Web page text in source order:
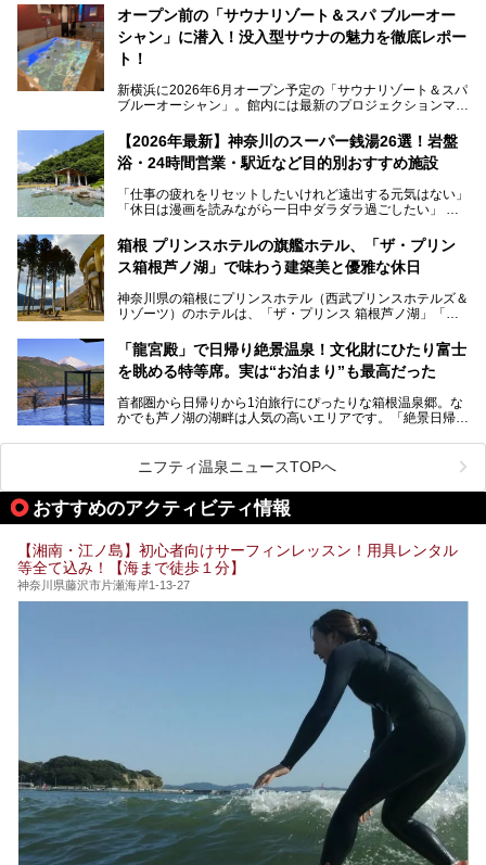
す。サウナや水風呂の気持ちよさはもちろん、リラックスス
ペースの過ごしやすさまで徹底チェック。新横浜エリアで日
常の疲れをリセットしたい人、ライブやスポーツ観戦遠征組
は必見です。
オープン前の「サウナリゾート＆スパ ブルーオー
シャン」に潜入！没入型サウナの魅力を徹底レポー
ト！
新横浜に2026年6月オープン予定の「サウナリゾート＆スパ
ブルーオーシャン」。館内には最新のプロジェクションマッ
的な“没入感（イマーシブ）”を体験できます。
今回は、そんな大注目の施設に一足先にお邪魔し、その全貌
を見学させていただきました！
サウナ室の中に咲き誇る桜、魚たちが泳ぐ水風呂、そしてバ
リのビーチを思わせる休憩スペース…。驚きの連続だった館
内の様子をレポートします！
【2026年最新】神奈川のスーパー銭湯26選！岩盤
浴・24時間営業・駅近など目的別おすすめ施設
「仕事の疲れをリセットしたいけれど遠出する元気はない」
「休日は漫画を読みながら一日中ダラダラ過ごしたい」
たい」
そんな「癒やされたい」という願いを叶えてくれるのが、神
神奈川県には、サウナや岩盤浴、一日中遊べるエンタメ施設
など、“非日常”を味わえるスーパー銭湯が数多く揃っていま
う」という人も多いはず。
そこで今回は、神奈川県内の人気施設26選を「安さ」「岩
業」「駅近」など、目的別に厳選して紹介します。
今の気分にぴったりの施設を見つけて、最高のリフレッシュ
箱根 プリンスホテルの旗艦ホテル、「ザ・プリン
ス箱根芦ノ湖」で味わう建築美と優雅な休日
神奈川県の箱根にプリンスホテル（西武プリンスホテルズ＆
リゾーツ）のホテルは、「ザ・プリンス 箱根芦ノ湖」「芦
「箱根仙石原プリンスホテル」と4軒あり、今回ご紹介する
「ザ・プリンス 箱根芦ノ湖」は、その中でもフラッグシッ
プ（旗艦）に位置づけられる特別なホテルです。
昭和の日本を代表する建築家の一人、村野藤吾が芦ノ湖の畔
に建てた桃源郷のようなホテルがここ。自家源泉の温泉や、
提供元：株式会社西武・プリンスホテルズワールドワイド
【PR】
この記事はザ・プリンス 箱根芦ノ湖のPR記事です。
「龍宮殿」で日帰り絶景温泉！文化財にひたり富士
を眺める特等席。実は“お泊まり”も最高だった
首都圏から日帰りから1泊旅行にぴったりな箱根温泉郷。な
かでも芦ノ湖の湖畔は人気の高いエリアです。「絶景日帰り
が楽しめるまさに眺望自慢の日帰り温泉。
そしてここは全24室の「箱根 芦ノ湖畔蛸川温泉 龍宮殿」と
して宿泊もできます。宿泊者は「龍宮殿本館」の営業時間に
加えて、朝6時からの宿泊者専用時間帯にも「龍宮殿本館」
のお風呂が利用できます。
今回は日帰り温泉としての「絶景日帰り温泉 龍宮殿本館
（以下、龍宮殿本館）」と、旅館としての「箱根 芦ノ湖畔
蛸川温泉 龍宮殿（以下、龍宮殿）」の両方の魅力をたっぷ
りお伝えします！
ここは箱根神社、九頭龍神社、白龍神社、箱根元宮と箱根の
4つの神社に囲まれたパワースポットです。
提供元：株式会社西武・プリンスホテルズワールドワイド
この記事は箱根 芦ノ湖畔蛸川温泉 龍宮殿のPR記事です。
ニフティ温泉ニュースTOPへ
おすすめのアクティビティ情報
【湘南・江ノ島】初心者向けサーフィンレッスン！用具レンタル
等全て込み！【海まで徒歩１分】
神奈川県藤沢市片瀬海岸1-13-27